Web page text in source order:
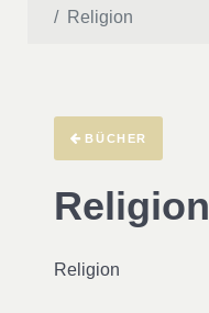
Religion
BÜCHER
Religion
Religion